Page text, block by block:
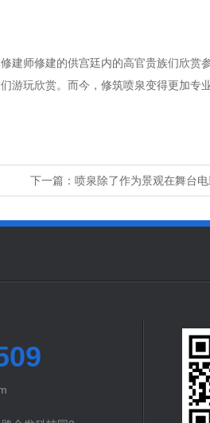
师修建的供宫廷内的高官贵族们欣赏
游玩欣赏。而今，修筑喷泉变得更加专
下一篇： 喷泉除了作为景观在舞台